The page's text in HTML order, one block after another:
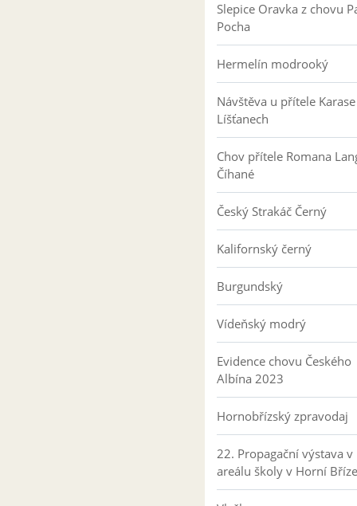
Slepice Oravka z chovu
Pocha
Hermelín modrooký
Návštěva u přítele
Líšťanech
Chov přítele Romana
Číhané
Český Strakáč Černý
Kalifornský černý
Burgundský
Vídeňský modrý
Evidence chovu Českého
Albína 2023
Hornobřízský zpravodaj
22. Propagační výstava v
areálu školy v Horní Bříze